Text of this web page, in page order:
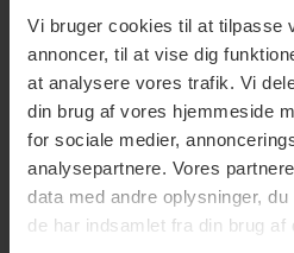
Vi bruger cookies til at tilpasse
annoncer, til at vise dig
at analysere vores trafik. Vi
din brug af vores hjemmeside
for sociale medier,
analysepartnere. Vores
data med andre oplysninger,
de har indsamlet fra din brug af
Molift Partner 255
Flagskibet blandt Molifts mobile